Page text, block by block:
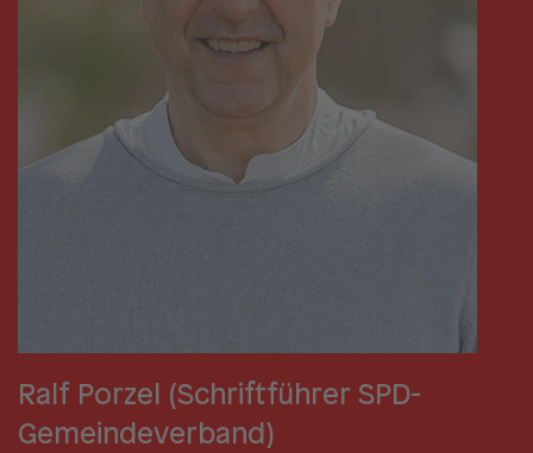
Ralf Porzel (Schriftführer SPD-
Gemeindeverband)